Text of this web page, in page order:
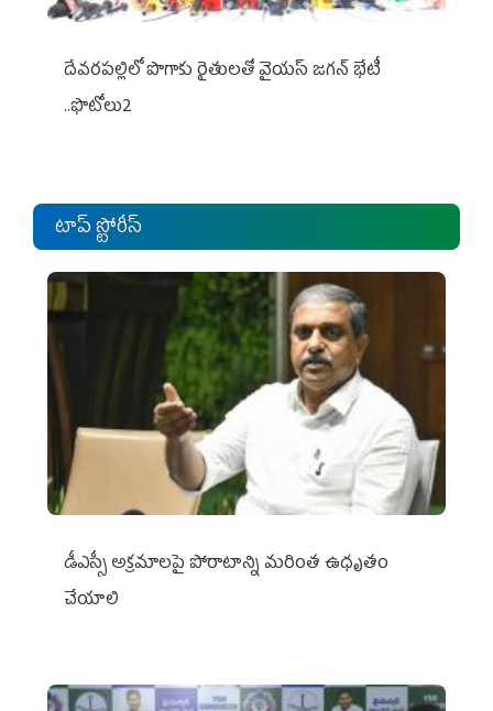
దేవరపల్లిలో పొగాకు రైతులతో వైయస్ జగన్ భేటీ
..ఫొటోలు2
టాప్ స్టోరీస్
డీఎస్సీ అక్రమాలపై పోరాటాన్ని మరింత ఉధృతం
చేయాలి